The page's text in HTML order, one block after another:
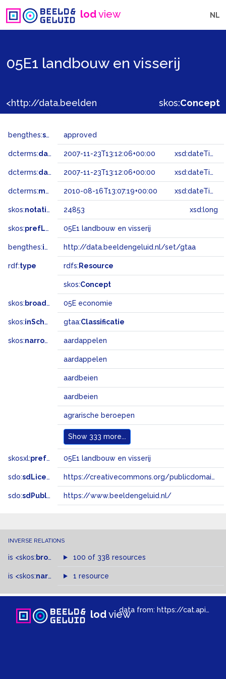
lodview NL
05E1 landbouw en visserij
skos:Concept
bengthes:status approved
dcterms:dateAccepted 2007-11-23T13:12:06+00:00 xsd:dateTime
dcterms:dateSubmitted 2007-11-23T13:12:06+00:00 xsd:dateTime
dcterms:modified 2010-08-16T13:07:19+00:00 xsd:dateTime
skos:notation 24853 xsd:long
skos:prefLabel 05E1 landbouw en visserij
bengthes:inSet http://data.beeldengeluid.nl/set/gtaa
rdf:type rdfs: Resource
skos:Concept
skos: broader 05E economie
skos:inScheme gtaa:Classificatie
skos:narrowMatch aardappelen
aardappelen
aardbeien
aardbeien
agrarische beroepen
Show 333 more...
skosxl:prefLabel 05E1 landbouw en visserij
sdo:sdLicense https://creativecommons.org/publicdomain/zero/1.0/
sdo:sdPublisher https://www.beeldengeluid.nl/
INVERSE RELATIONS
is <skos: broadMatch >of
100 of 338 resources
is <skos:narrower >of
1 resource
lodviewdata from: https://cat.apis.beeldengeluid.nl/sparql